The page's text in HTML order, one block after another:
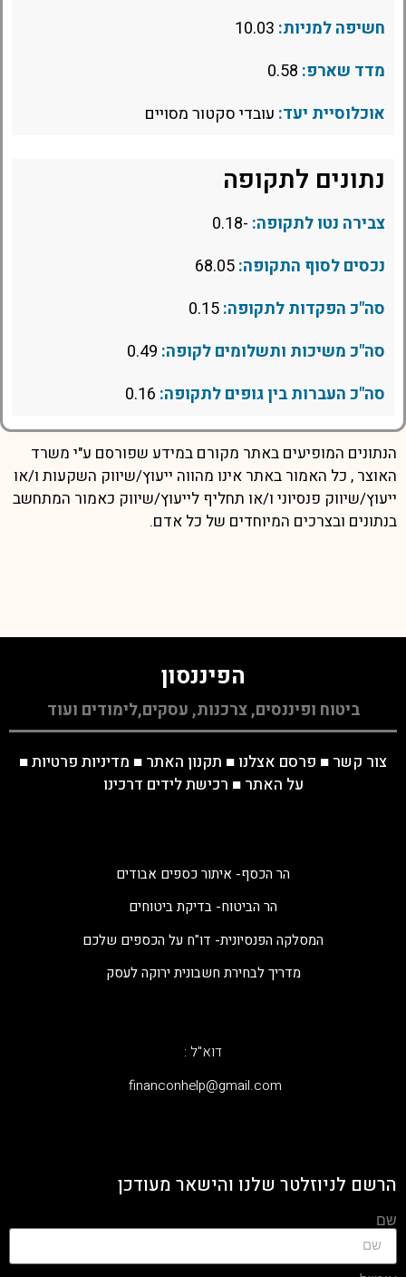
חשיפה למניות:
מדד שארפ:
אוכלוסיית יעד: עובדי סקטור מסויים
נתונים לתקופה
צבירה נטו לתקופה: -0.18
נכסים לסוף התקופה:
סה"כ הפקדות לתקופה:
סה"כ משיכות ותשלומים לקופה:
סה"כ העברות בין גופים לתקופה:
הנתונים המופיעים באתר מקורם במידע שפורסם ע"י משרד
האוצר , כל האמור באתר אינו מהווה ייעוץ/שיווק השקעות ו/או
ייעוץ/שיווק פנסיוני ו/או תחליף לייעוץ/שיווק כאמור המתחשב
בנתונים ובצרכים המיוחדים של כל אדם.
הפיננסון
ביטוח ופיננסים, צרכנות, עסקים,לימודים ועוד
צור קשר ■ פרסם אצלנו ■ תקנון האתר ■ מדיניות פרטיות■
על האתר ■ רכישת לידים דרכינו
הר הכסף- איתור כספים אבודים
הר הביטוח- בדיקת ביטוחים
המסלקה הפנסיונית- דו"ח על הכספים שלכם
מדריך לבחירת חשבונית ירוקה לעסק
דוא"ל :
‫financonhelp@gmail.com‬
הרשם לניוזלטר שלנו והישאר מעודכן
שם